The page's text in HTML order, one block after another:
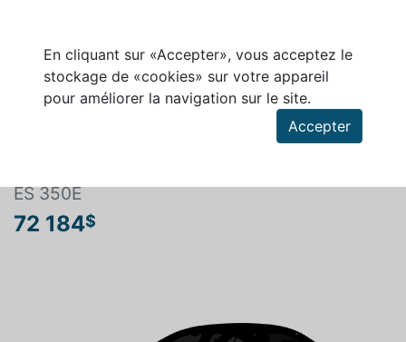
En cliquant sur «Accepter», vous acceptez le
stockage de «cookies» sur votre appareil
pour améliorer la navigation sur le site.
Accepter
ES 350E
72 184$